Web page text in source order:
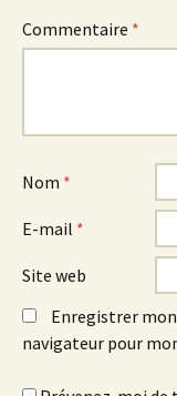
Commentaire *
Nom *
E-mail *
Site web
Enregistrer
navigateur pour